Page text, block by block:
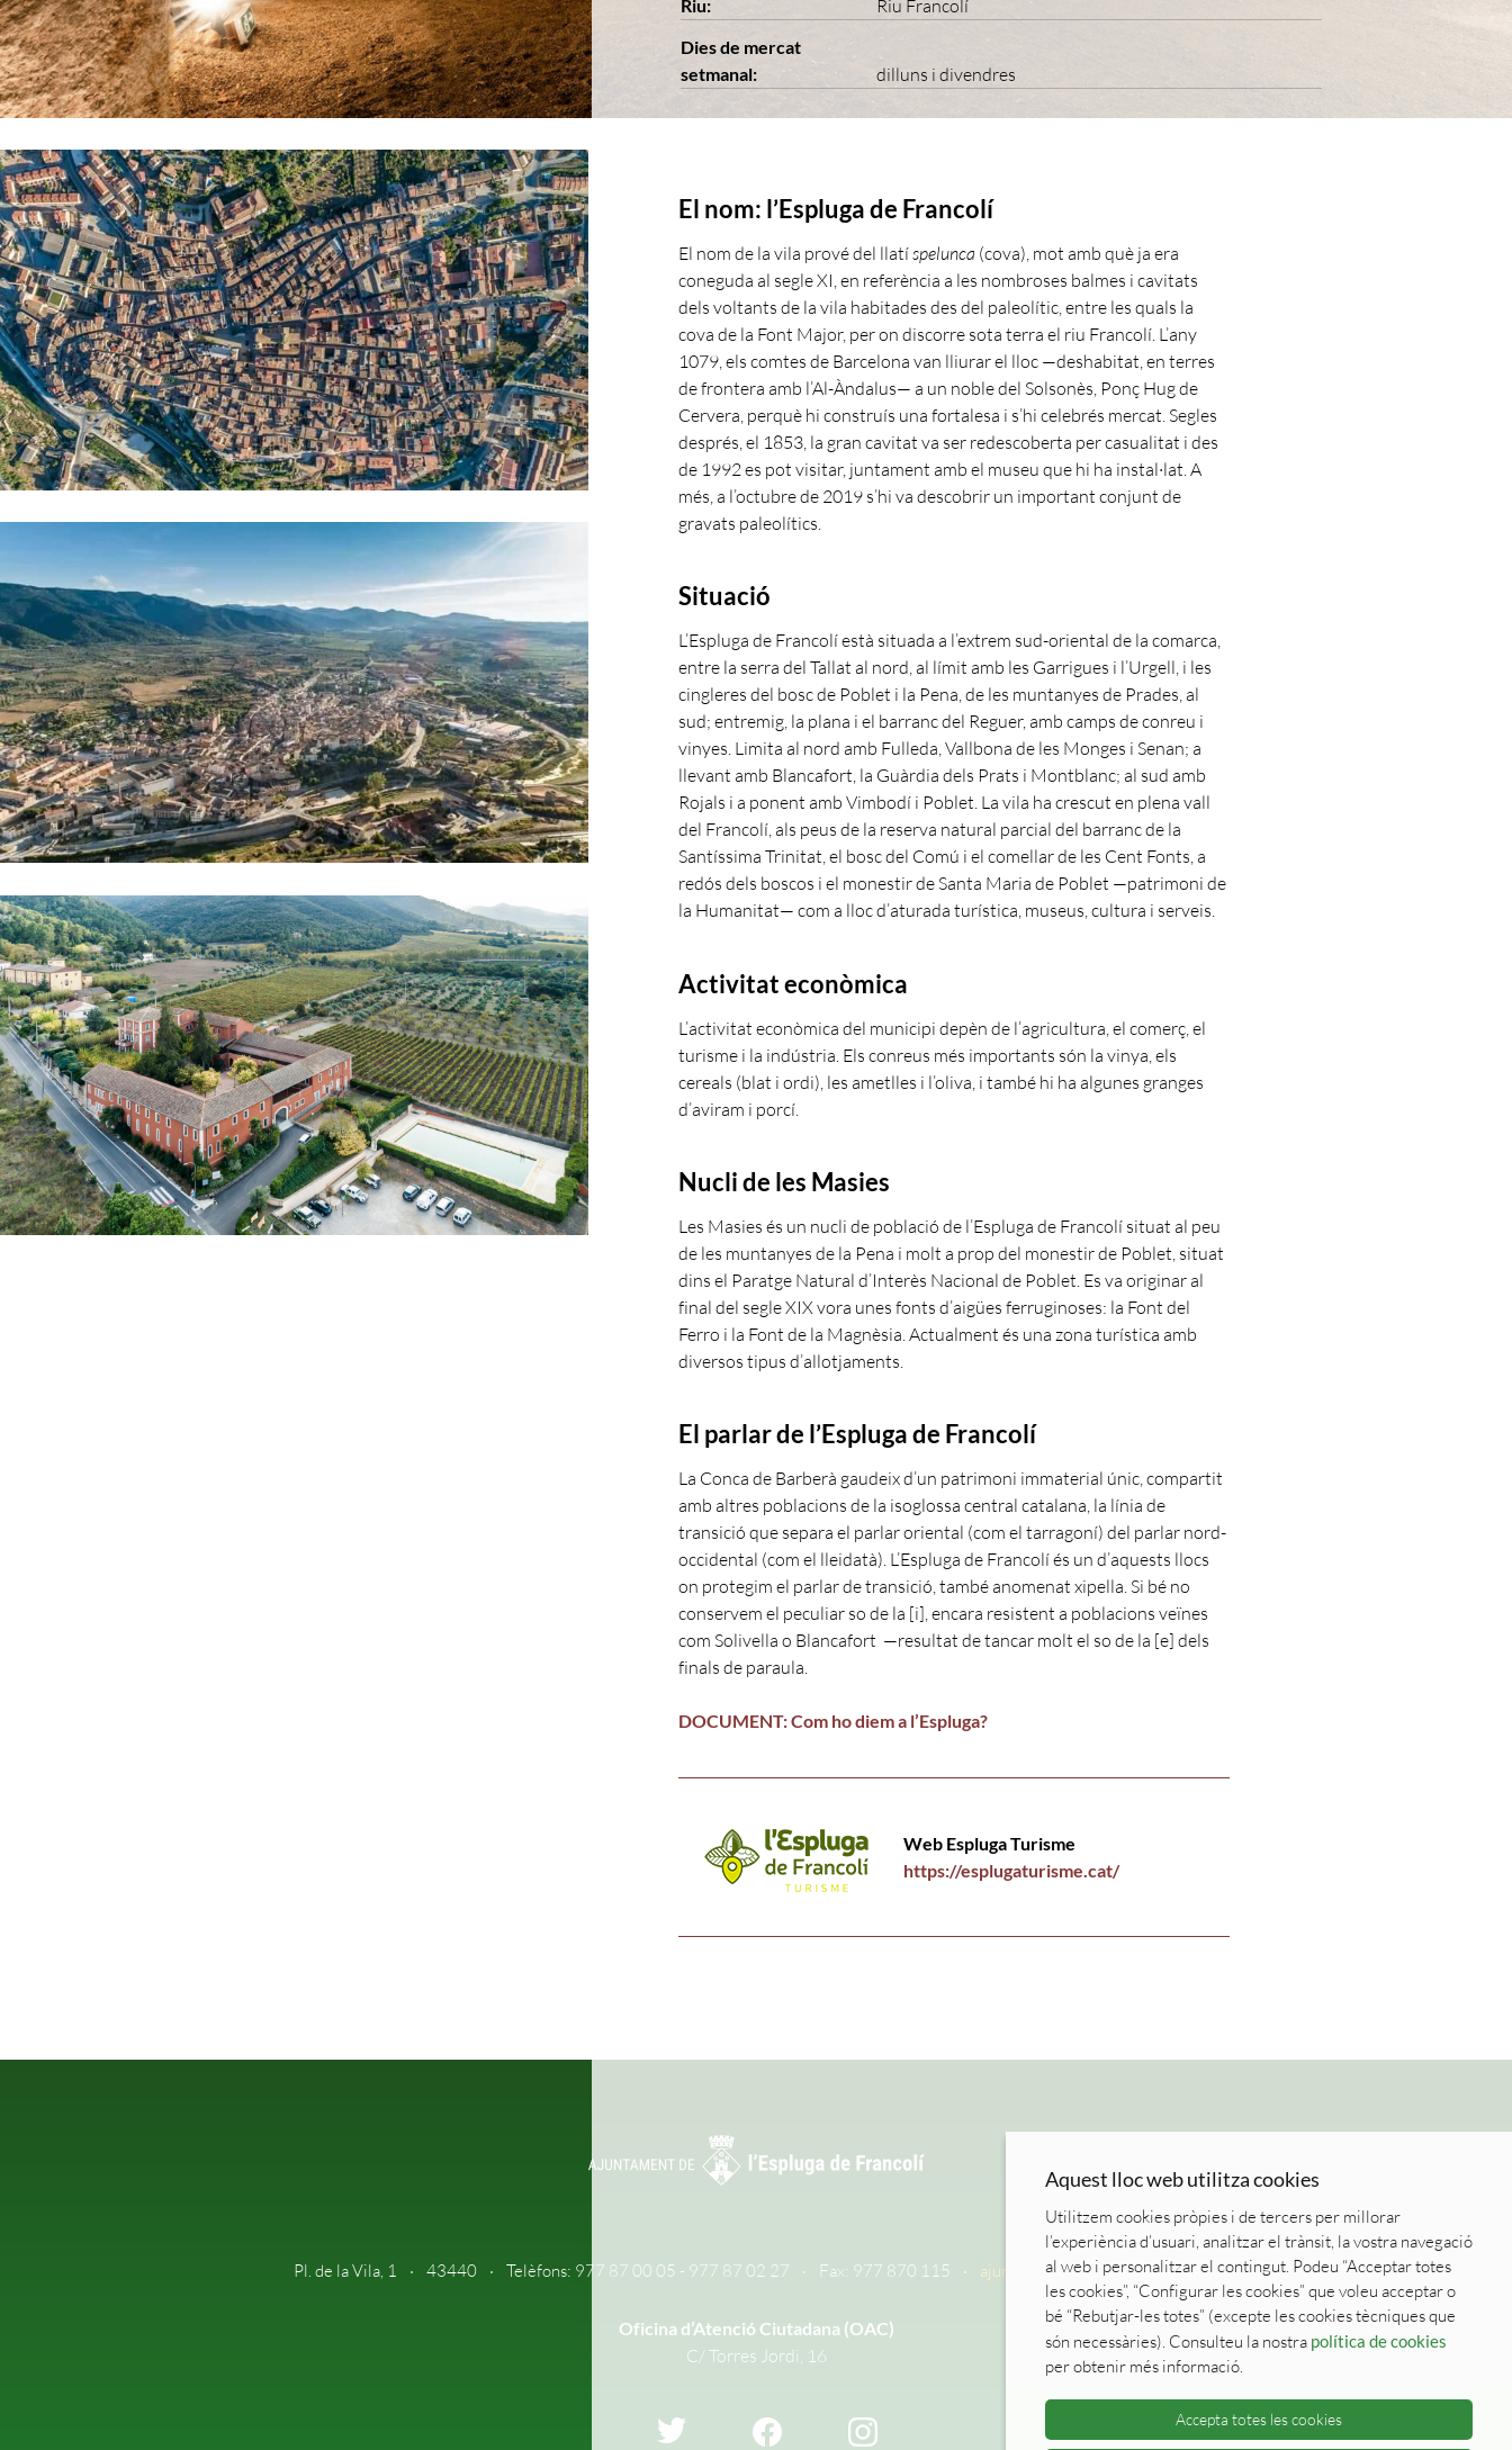
Riu: Riu Francolí
Dies de mercat
setmanal:
dilluns i divendres
El nom: l’Espluga de Francolí
El nom de la vila prové del llatíspelunca (cova), mot amb què ja era
coneguda al segle XI, en referència a les nombroses balmes i cavitats
dels voltants de la vila habitades des del paleolític, entre les quals la
cova de la Font Major, per on discorre sota terra el riu Francolí. L’any
1079, els comtes de Barcelona van lliurar el lloc —deshabitat, en terres
de frontera amb l’Al-Àndalus— a un noble del Solsonès, Ponç Hug de
Cervera, perquè hi construís una fortalesa i s’hi celebrés mercat. Segles
després, el 1853, la gran cavitat va ser redescoberta per casualitat i des
de 1992 es pot visitar, juntament amb el museu que hi ha instal·lat. A
més, a l’octubre de 2019 s’hi va descobrir un important conjunt de
gravats paleolítics.
Situació
L’Espluga de Francolí està situada a l’extrem sud-oriental de la comarca,
entre la serra del Tallat al nord, al límit amb les Garrigues i l’Urgell, i les
cingleres del bosc de Poblet i la Pena, de les muntanyes de Prades, al
sud; entremig, la plana i el barranc del Reguer, amb camps de conreu i
vinyes. Limita al nord amb Fulleda, Vallbona de les Monges i Senan; a
llevant amb Blancafort, la Guàrdia dels Prats i Montblanc; al sud amb
Rojals i a ponent amb Vimbodí i Poblet. La vila ha crescut en plena vall
del Francolí, als peus de la reserva natural parcial del barranc de la
Santíssima Trinitat, el bosc del Comú i el comellar de les Cent Fonts, a
redós dels boscos i el monestir de Santa Maria de Poblet —patrimoni de
la Humanitat— com a lloc d’aturada turística, museus, cultura i serveis.
Activitat econòmica
L’activitat econòmica del municipi depèn de l’agricultura, el comerç, el
turisme i la indústria. Els conreus més importants són la vinya, els
cereals (blat i ordi), les ametlles i l’oliva, i també hi ha algunes granges
d’aviram i porcí.
Nucli de les Masies
Les Masies és un nucli de població de l’Espluga de Francolí situat al peu
de les muntanyes de la Pena i molt a prop del monestir de Poblet, situat
dins el Paratge Natural d’Interès Nacional de Poblet. Es va originar al
final del segle XIX vora unes fonts d’aigües ferruginoses: la Font del
Ferro i la Font de la Magnèsia. Actualment és una zona turística amb
diversos tipus d’allotjaments.
El parlar de l’Espluga de Francolí
La Conca de Barberà gaudeix d’un patrimoni immaterial únic, compartit
amb altres poblacions de la isoglossa central catalana, la línia de
transició que separa el parlar oriental (com el tarragoní) del parlar nord-
occidental (com el lleidatà). L’Espluga de Francolí és un d’aquests llocs
on protegim el parlar de transició, també anomenat xipella. Si bé no
conservem el peculiar so de la [i], encara resistent a poblacions veïnes
com Solivella o Blancafort —resultat de tancar molt el so de la [e] dels
finals de paraula.
DOCUMENT: Com ho diem a l’Espluga?
Web Espluga Turisme
https://esplugaturisme.cat/
Pl. de la Vila, 1 43440 Telèfons: 977 87 00 05 - 977 87 02 27 Fax: 977 870 115 ajuntament@esplugadefrancoli.cat
Oficina d’Atenció Ciutadana (OAC)
C/ Torres Jordi, 16
Aquest lloc web utilitza cookies
Utilitzem cookies pròpies i de tercers per millorar
l’experiència d’usuari, analitzar el trànsit, la vostra navegació
al web i personalitzar el contingut. Podeu “Acceptar totes
les cookies”, “Configurar les cookies” que voleu acceptar o
bé “Rebutjar-les totes” (excepte les cookies tècniques que
són necessàries). Consulteu la nostra política de cookies
per obtenir més informació.
Accepta totes les cookies